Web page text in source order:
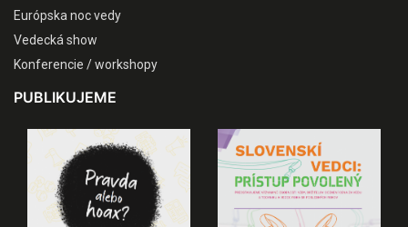
Európska noc vedy
Vedecká show
Konferencie / workshopy
PUBLIKUJEME